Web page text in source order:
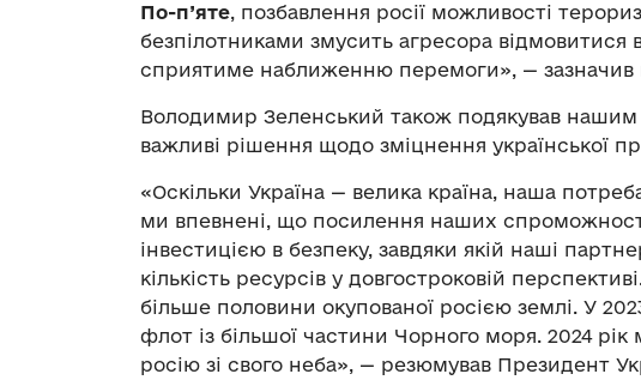
По-п’яте, позбавлення росії можливості
безпілотниками змусить агресора відмовитися
сприятиме наближенню перемоги», — зазначив
Володимир Зеленський також подякував нашим
важливі рішення щодо зміцнення української
«Оскільки Україна — велика країна, наша
ми впевнені, що посилення наших
інвестицією в безпеку, завдяки якій наші
кількість ресурсів у довгостроковій
більше половини окупованої росією землі. У
флот із більшої частини Чорного моря. 2024
росію зі свого неба», — резюмував Президент